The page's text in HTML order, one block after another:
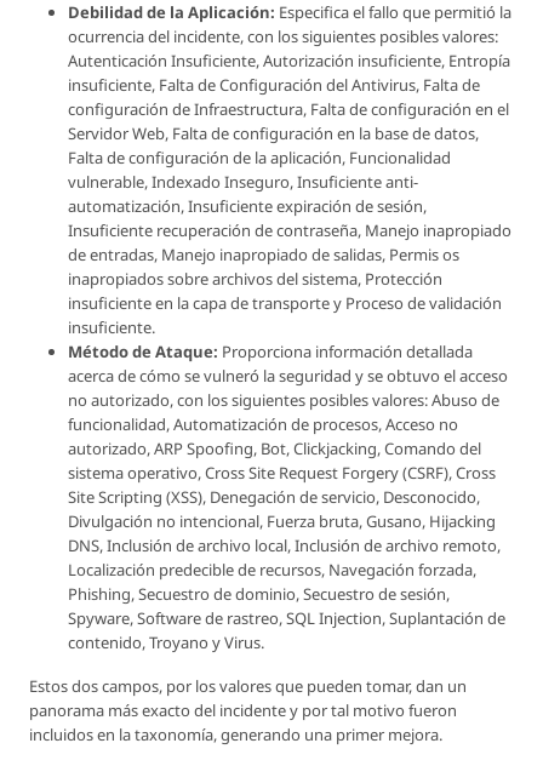
Debilidad de la Aplicación: Especifica el fallo que permitió la
ocurrencia del incidente, con los siguientes posibles valores:
Autenticación Insuficiente, Autorización insuficiente, Entropía
insuficiente, Falta de Configuración del Antivirus, Falta de
configuración de Infraestructura, Falta de configuración en el
Servidor Web, Falta de configuración en la base de datos,
Falta de configuración de la aplicación, Funcionalidad
vulnerable, Indexado Inseguro, Insuficiente anti-
automatización, Insuficiente expiración de sesión,
Insuficiente recuperación de contraseña, Manejo inapropiado
de entradas, Manejo inapropiado de salidas, Permis os
inapropiados sobre archivos del sistema, Protección
insuficiente en la capa de transporte y Proceso de validación
insuficiente.
Método de Ataque: Proporciona información detallada
acerca de cómo se vulneró la seguridad y se obtuvo el acceso
no autorizado, con los siguientes posibles valores: Abuso de
funcionalidad, Automatización de procesos, Acceso no
autorizado, ARP Spoofing, Bot, Clickjacking, Comando del
sistema operativo, Cross Site Request Forgery (CSRF), Cross
Site Scripting (XSS), Denegación de servicio, Desconocido,
Divulgación no intencional, Fuerza bruta, Gusano, Hijacking
DNS, Inclusión de archivo local, Inclusión de archivo remoto,
Localización predecible de recursos, Navegación forzada,
Phishing, Secuestro de dominio, Secuestro de sesión,
Spyware, Software de rastreo, SQL Injection, Suplantación de
contenido, Troyano y Virus.
Estos dos campos, por los valores que pueden tomar, dan un
panorama más exacto del incidente y por tal motivo fueron
incluidos en la taxonomía, generando una primer mejora.